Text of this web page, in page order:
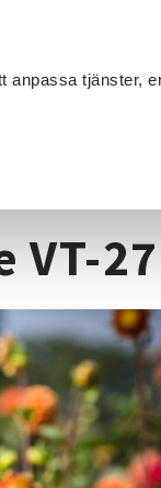
tjänster,
VT-27